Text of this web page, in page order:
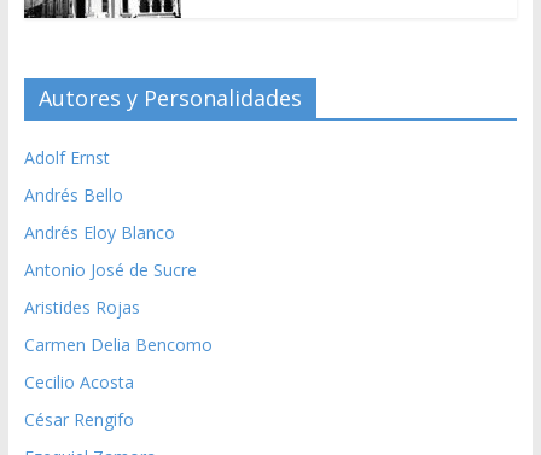
Autores y Personalidades
Adolf Ernst
Andrés Bello
Andrés Eloy Blanco
Antonio José de Sucre
Aristides Rojas
Carmen Delia Bencomo
Cecilio Acosta
César Rengifo